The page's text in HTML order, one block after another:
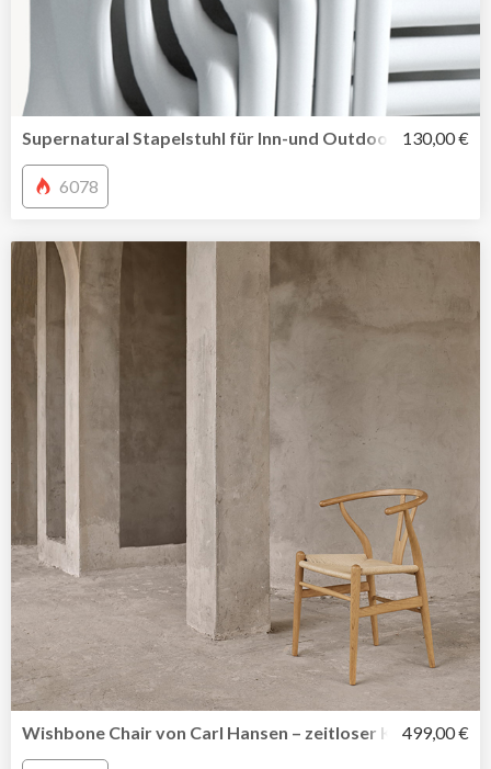
Supernatural Stapelstuhl für Inn-und Outdoor. Designed
130,00 €
6078
Wishbone Chair von Carl Hansen – zeitloser Klassiker
499,00 €